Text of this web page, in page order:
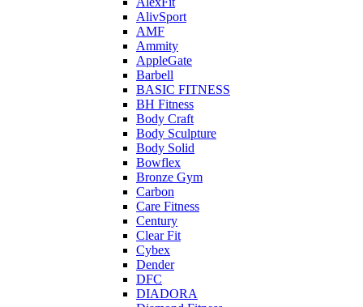
AlivSport
AMF
Ammity
AppleGate
Barbell
BASIC FITNESS
BH Fitness
Body Craft
Body Sculpture
Body Solid
Bowflex
Bronze Gym
Carbon
Care Fitness
Century
Clear Fit
Cybex
Dender
DFC
DIADORA